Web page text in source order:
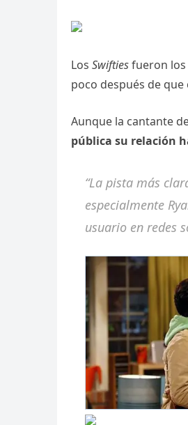
Los Swiftiesfueron
poco después de
Aunque la cantante
pública su relación
“La pista más
especialmente
usuario en redes